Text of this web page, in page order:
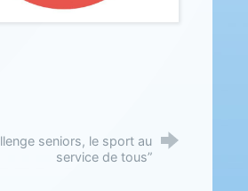
seniors, le sport au
service de tous”